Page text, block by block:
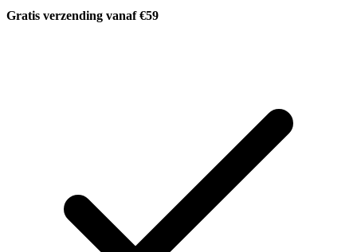
Gratis verzending vanaf €59